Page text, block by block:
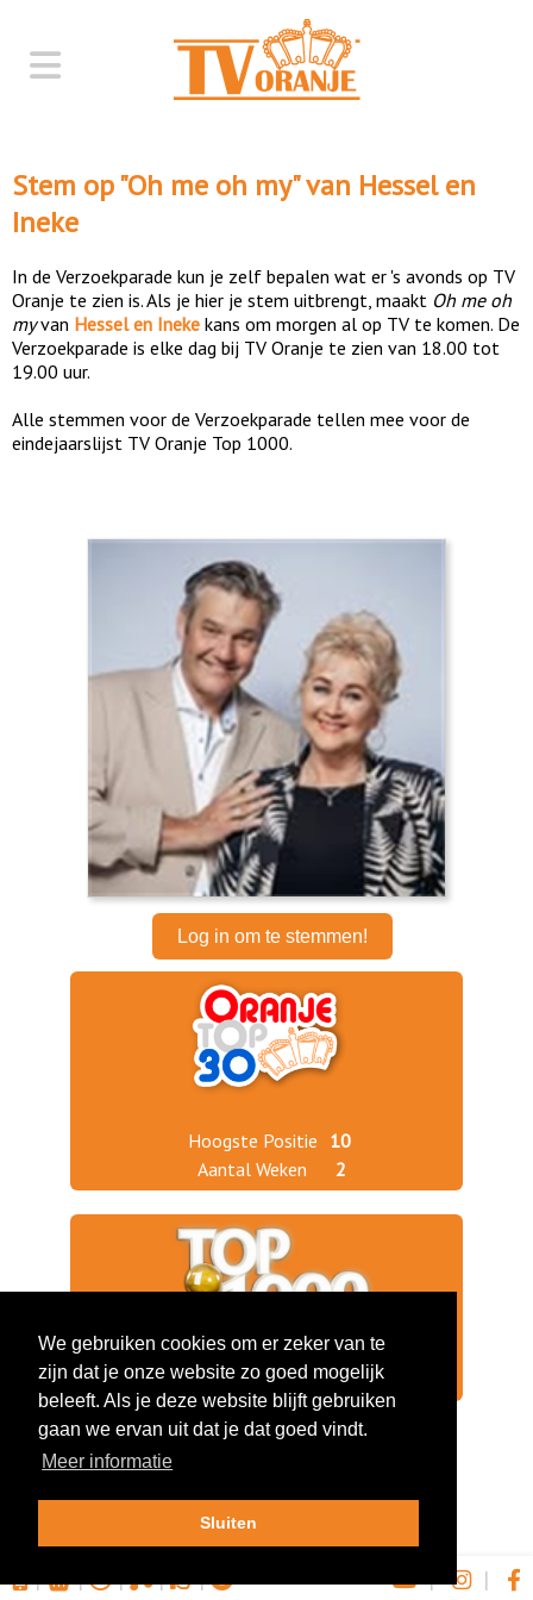
Stem op "Oh me oh my" van Hessel en
Ineke
In de Verzoekparade kun je zelf bepalen wat er 's avonds op TV
Oranje te zien is. Als je hier je stem uitbrengt, maakt Oh me oh
myvan Hessel en Ineke kans om morgen al op TV te komen. De
Verzoekparade is elke dag bij TV Oranje te zien van 18.00 tot
19.00 uur.
Alle stemmen voor de Verzoekparade tellen mee voor de
eindejaarslijst TV Oranje Top 1000.
Log in om te stemmen!
Hoogste Positie 10
Aantal Weken
2
Jaargang 2021 947
| | | | | | |
We gebruiken cookies om er zeker van te
zijn dat je onze website zo goed mogelijk
beleeft. Als je deze website blijft gebruiken
gaan we ervan uit dat je dat goed vindt.
Meer informatie
Sluiten